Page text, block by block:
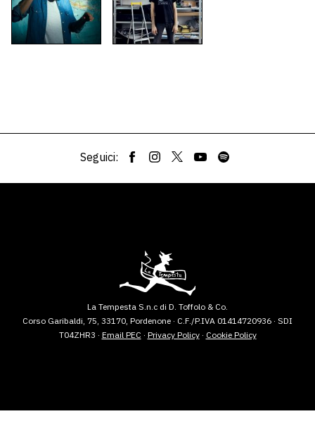
Seguici:
La Tempesta S.n.c di D. Toffolo & Co.
Corso Garibaldi, 75, 33170, Pordenone · C.F./P.IVA 01414720936 · SDI
T04ZHR3 · Email PEC · Privacy Policy· Cookie Policy